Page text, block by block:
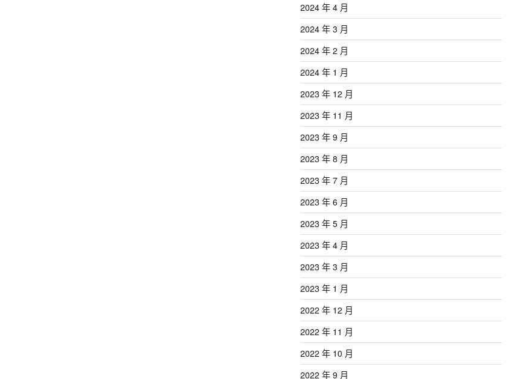
2024 年 4 月
2024 年 3 月
2024 年 2 月
2024 年 1 月
2023 年 12 月
2023 年 11 月
2023 年 9 月
2023 年 8 月
2023 年 7 月
2023 年 6 月
2023 年 5 月
2023 年 4 月
2023 年 3 月
2023 年 1 月
2022 年 12 月
2022 年 11 月
2022 年 10 月
2022 年 9 月